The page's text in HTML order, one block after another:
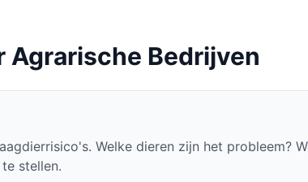
Agrarische Bedrijven
Welke dieren zijn het probleem?
stellen.